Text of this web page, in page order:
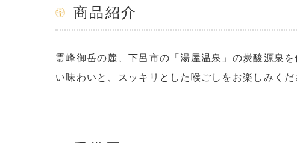
商品紹介
霊峰御岳の麓、下呂市の「湯屋温泉」の炭酸源泉
い味わいと、スッキリとした喉ごしをお楽しみくだ